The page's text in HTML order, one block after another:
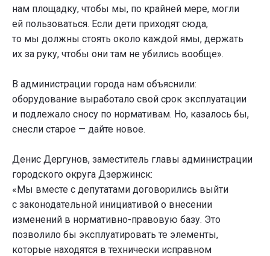
нам площадку, чтобы мы, по крайней мере, могли
ей пользоваться. Если дети приходят сюда,
то мы должны стоять около каждой ямы, держать
их за руку, чтобы они там не убились вообще».
В администрации города нам объяснили:
оборудование выработало свой срок эксплуатации
и подлежало сносу по нормативам. Но, казалось бы,
снесли старое — дайте новое.
Денис Дергунов, заместитель главы администрации
городского округа Дзержинск:
«Мы вместе с депутатами договорились выйти
с законодательной инициативой о внесении
изменений в нормативно-правовую базу. Это
позволило бы эксплуатировать те элементы,
которые находятся в технически исправном